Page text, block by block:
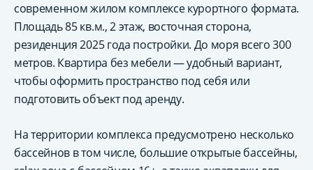
современном жилом комплексе курортного формата.
Площадь 85 кв.м., 2 этаж, восточная сторона,
резиденция 2025 года постройки. До моря всего 300
метров. Квартира без мебели — удобный вариант,
чтобы оформить пространство под себя или
подготовить объект под аренду.
На территории комплекса предусмотрено несколько
бассейнов в том числе, большие открытые бассейны,